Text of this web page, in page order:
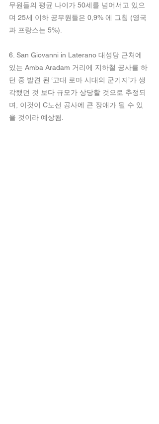
무원들의 평균 나이가 50세를 넘어서고 있으
며 25세 이하 공무원들은 0,9% 에 그침 (영국
과 프랑스는 5%).
6. San Giovanni in Laterano 대성당 근처에
있는 Amba Aradam 거리에 지하철 공사를 하
던 중 발견 된 ‘고대 로마 시대의 군기지’가 생
각했던 것 보다 규모가 상당할 것으로 추정되
며, 이것이 C노선 공사에 큰 장애가 될 수 있
을 것이라 예상됨.